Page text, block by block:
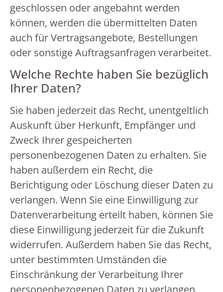
geschlossen oder angebahnt werden
können, werden die übermittelten Daten
auch für Vertragsangebote, Bestellungen
oder sonstige Auftragsanfragen verarbeitet.
Welche Rechte haben Sie bezüglich
Ihrer Daten?
Sie haben jederzeit das Recht, unentgeltlich
Auskunft über Herkunft, Empfänger und
Zweck Ihrer gespeicherten
personenbezogenen Daten zu erhalten. Sie
haben außerdem ein Recht, die
Berichtigung oder Löschung dieser Daten zu
verlangen. Wenn Sie eine Einwilligung zur
Datenverarbeitung erteilt haben, können Sie
diese Einwilligung jederzeit für die Zukunft
widerrufen. Außerdem haben Sie das Recht,
unter bestimmten Umständen die
Einschränkung der Verarbeitung Ihrer